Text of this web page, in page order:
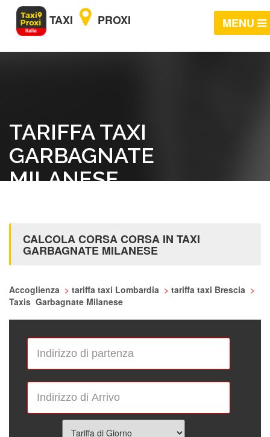
TAXI PROXI MENU
TARIFFA TAXI
GARBAGNATE
MILANESE
CALCOLA CORSA CORSA IN TAXI
GARBAGNATE MILANESE
Accoglienza > tariffa taxi Lombardia > tariffa taxi Brescia >
Taxis Garbagnate Milanese